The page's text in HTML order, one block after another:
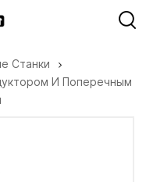
Станки
И Поперечным